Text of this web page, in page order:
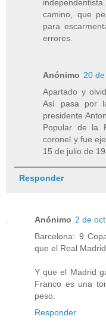
camino, que
para
errores.
Anónimo 20
Apartado y
Así pasa por
presidente
Popular de la
coronel y fue
15 de julio de
Responder
Anónimo 2 de
Barcelona: 9
que el Real
Y que el Madrid
Franco es una
peso.
Responder